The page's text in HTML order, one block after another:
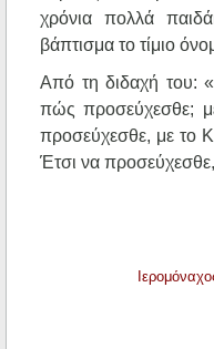
χρόνια πολλά
βάπτισμα το τίμιο
Από τη διδαχή του:
πώς προσεύχεσθε;
προσεύχεσθε, με το
Έτσι να προσεύχεσθε,